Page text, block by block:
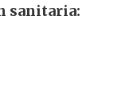
sanitaria: